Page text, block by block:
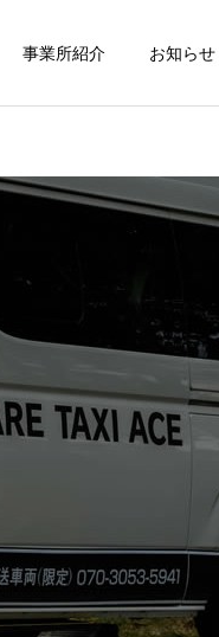
事業所紹介 お知らせ
介護タクシーご利
通院